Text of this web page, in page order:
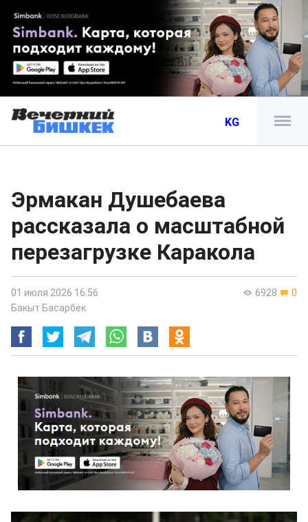
KG
Эрмакан Душебаева
рассказала о масштабной
перезагрузке Каракола
6928 0
01 июля 2026 16:56
Бакыт Басарбек